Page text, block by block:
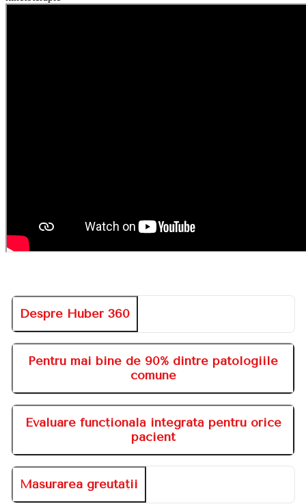
Despre Huber 360
Pentru mai bine de 90% dintre patologiile
comune
Evaluare funcțională integrată pentru orice
pacient
Măsurarea greutății